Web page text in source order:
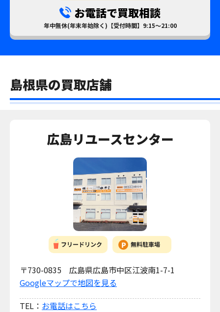
お電話で買取相談
年中無休(年末年始除く)【受付時間】9:15～21:00
島根県の買取店舗
広島リユースセンター
〒730-0835 広島県広島市中区江波南1-7-1
Googleマップで地図を見る
TEL： お電話はこちら